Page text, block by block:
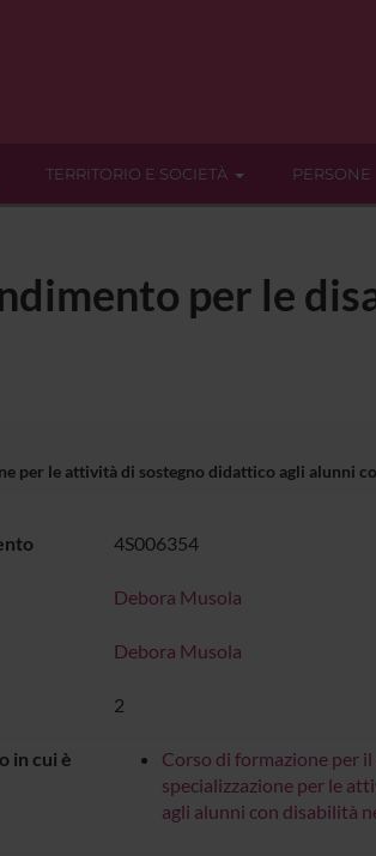
TERRITORIO E SOCIETÀ PERSONE
per le
per le attività di sostegno didattico agli alunni
4S006354
Debora Musola
Debora Musola
2
in cui è
Corso di formazione per
specializzazione per le
agli alunni con disabilità